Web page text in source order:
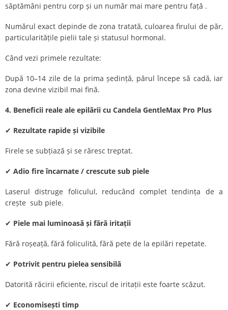
săptămâni pentru corp și un număr mai mare pentru față .
Numărul exact depinde de zona tratată, culoarea firului de păr,
particularitățile pielii tale și statusul hormonal.
Când vezi primele rezultate:
După 10–14 zile de la prima ședință, părul începe să cadă, iar
zona devine vizibil mai fină.
4. Beneficii reale ale epilării cu Candela GentleMax Pro Plus
✔ Rezultate rapide și vizibile
Firele se subțiază și se răresc treptat.
✔ Adio fire încarnate / crescute sub piele
Laserul distruge foliculul, reducând complet tendința de a
crește sub piele.
✔ Piele mai luminoasă și fără iritații
Fără roșeață, fără foliculită, fără pete de la epilări repetate.
✔ Potrivit pentru pielea sensibilă
Datorită răcirii eficiente, riscul de iritații este foarte scăzut.
✔ Economisești timp